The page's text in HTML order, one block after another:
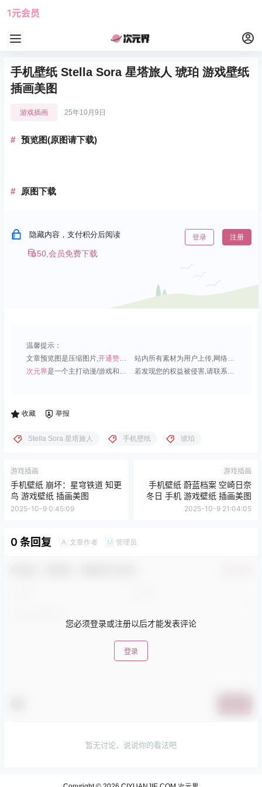
1元会员
手机壁纸 Stella Sora 星塔旅人 琥珀 游戏壁纸
插画美图
游戏插画 25年10月9日
预览图(原图请下载)
原图下载
隐藏内容，支付积分后阅读
50,会员免费下载
登录 注册
温馨提示：
文章预览图是压缩图片,开通赞助会员 可免费下载超清原图;
站内所有素材为用户上传,网络分享或原创,请勿用于商业用途;
次元界是一个主打动漫/游戏和虚拟偶像角色的插画壁纸平台; 若发现您的权益被侵害,请联系QQ1815919191,我们尽快处理.
收藏 举报
Stella Sora 星塔旅人 手机壁纸 琥珀
游戏插画
手机壁纸 崩坏：星穹铁道 知更
鸟 游戏壁纸 插画美图
2025-10-9 0:45:09
游戏插画
手机壁纸 蔚蓝档案 空崎日奈
冬日 手机 游戏壁纸 插画美图
2025-10-9 21:04:05
0 条回复 A 文章作者 M 管理员
您必须登录或注册以后才能发表评论
登录
暂无讨论，说说你的看法吧